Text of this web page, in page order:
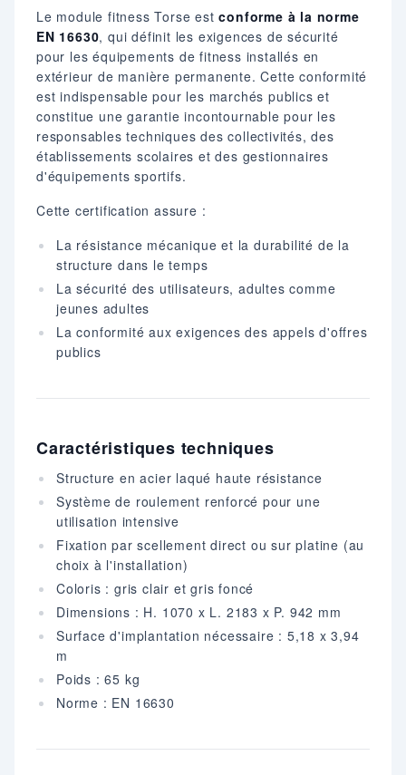
Le module fitness Torse estconforme à la norme
EN 16630, qui définit les exigences de sécurité
pour les équipements de fitness installés en
extérieur de manière permanente. Cette conformité
est indispensable pour les marchés publics et
constitue une garantie incontournable pour les
responsables techniques des collectivités, des
établissements scolaires et des gestionnaires
d'équipements sportifs.
Cette certification assure :
La résistance mécanique et la durabilité de la
structure dans le temps
La sécurité des utilisateurs, adultes comme
jeunes adultes
La conformité aux exigences des appels d'offres
publics
Caractéristiques techniques
Structure en acier laqué haute résistance
Système de roulement renforcé pour une
utilisation intensive
Fixation par scellement direct ou sur platine (au
choix à l'installation)
Coloris : gris clair et gris foncé
Dimensions : H. 1070 x L. 2183 x P. 942 mm
Surface d'implantation nécessaire : 5,18 x 3,94
m
Poids : 65 kg
Norme : EN 16630